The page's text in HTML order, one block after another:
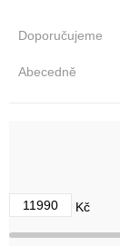
d
u
k
Doporučujeme
Abecedně
11990 Kč